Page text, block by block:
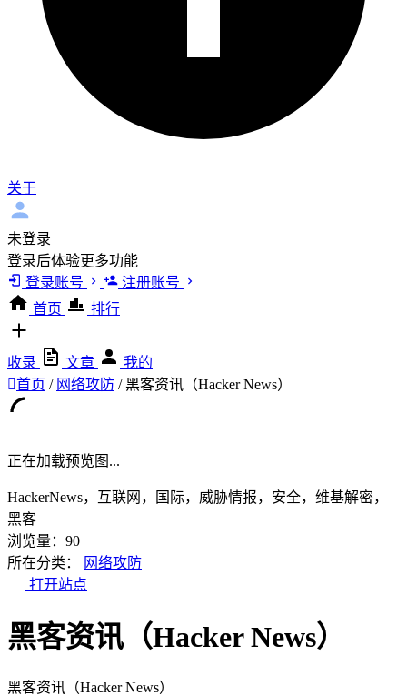
关于
未登录
登录后体验更多功能
登录账号
注册账号
首页
排行
收录 文章
我的
首页 / 网络攻防 / 黑客资讯（Hacker News）
正在加载预览图...
HackerNews，互联网，国际，威胁情报，安全，维基解密，
黑客
浏览量：90
所在分类：
网络攻防
打开站点
黑客资讯（Hacker News）
黑客资讯（Hacker News）